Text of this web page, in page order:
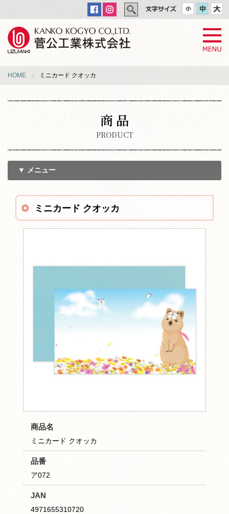
HOME ミニカード クオッカ
商 品
PRODUCT
▼ メニュー
ミニカード クオッカ
商品名
ミニカード クオッカ
品番
ア072
JAN
4971655310720